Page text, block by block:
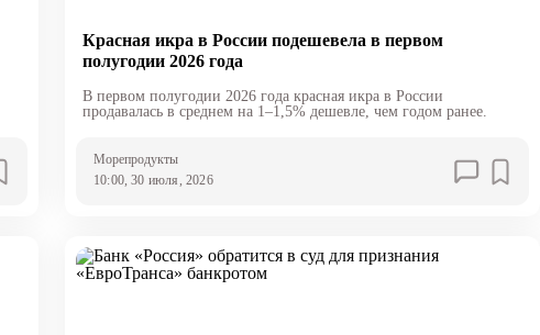
Красная икра в России подешевела в первом
полугодии 2026 года
В первом полугодии 2026 года красная икра в России
продавалась в среднем на 1–1,5% дешевле, чем годом ранее.
Морепродукты
10:00, 30 июля, 2026